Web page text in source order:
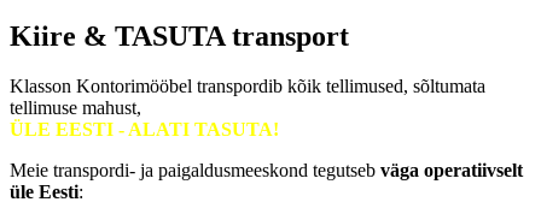
Kiire & TASUTA transport
Klasson Kontorimööbel transpordib kõik tellimused, sõltumata
tellimuse mahust,
ÜLE EESTI - ALATI TASUTA!
Meie transpordi- ja paigaldusmeeskond tegutseb väga operatiivselt
üle Eesti: